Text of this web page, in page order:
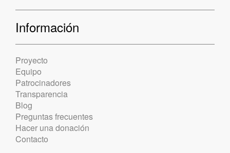
Información
Proyecto
Equipo
Patrocinadores
Transparencia
Blog
Preguntas frecuentes
Hacer una donación
Contacto